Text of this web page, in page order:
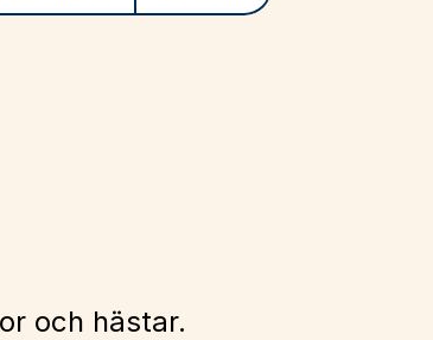
och hästar.